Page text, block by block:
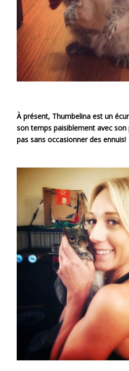
À présent, Thumbelina est un
son temps paisiblement avec
pas sans occasionner des ennuis!